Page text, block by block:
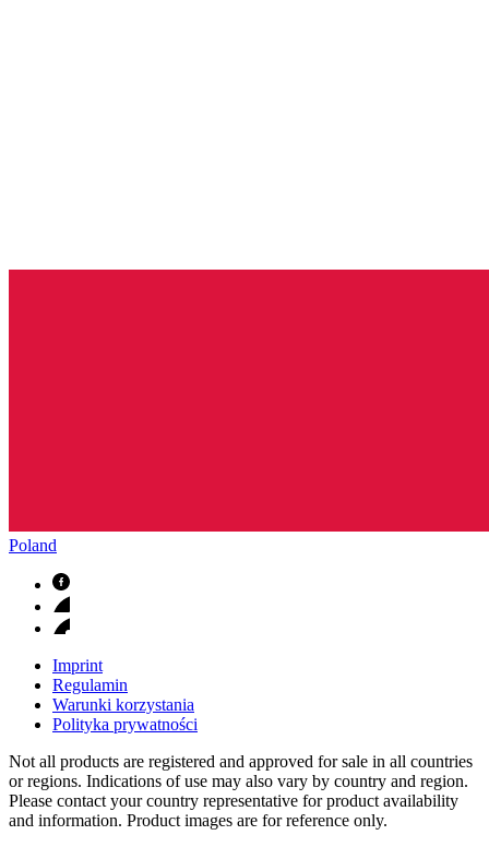
Poland
Imprint
Regulamin
Warunki korzystania
Polityka prywatności
Not all products are registered and approved for sale in all countries
or regions. Indications of use may also vary by country and region.
Please contact your country representative for product availability
and information. Product images are for reference only.